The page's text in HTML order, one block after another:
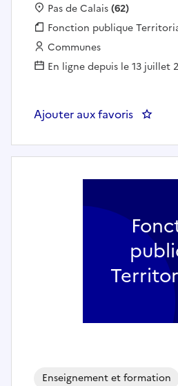
Localisation :
Pas de Calais(62)
Fonction publique :
Fonction publique
Employeur :
Communes
En ligne depuis le 13 juillet
Ajouter aux favoris :
Enseignement et formation